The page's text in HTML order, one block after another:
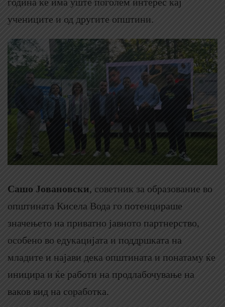
учениците и од другите општини.
Сашо Јовановски, советник за образование во
општината Кисела Вода го потенцираше
значењето на приватно јавното партнерство,
особено во едукацијата и поддршката на
младите и најави дека општината и понатаму ќе
иницира и ќе работи на продлабочување на
ваков вид на соработка.